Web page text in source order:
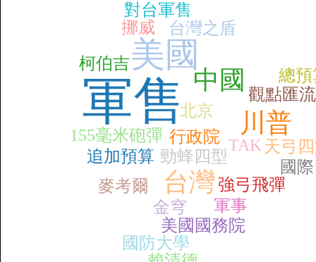
軍售
美國
川普
台灣
中國
155毫米砲彈
強弓飛彈
挪威
美國國務院
金穹
觀點匯流
麥考爾
軍事
TAK
國際
勁蜂四型
總預
北京
對台軍售
國防大學
追加預算
台灣之盾
行政院
天弓
柯伯吉